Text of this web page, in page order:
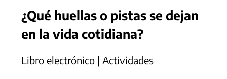
¿Qué huellas o pistas se dejan
en la vida cotidiana?
Libro electrónico | Actividades